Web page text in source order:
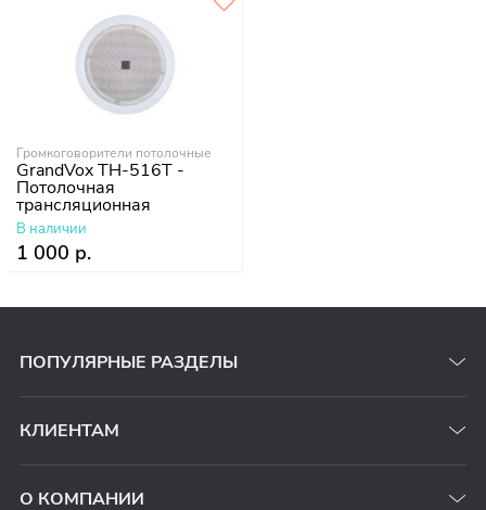
Громкоговорители потолочные
GrandVox TH-516T -
Потолочная
трансляционная
акустическая система
В наличии
1 000 р.
ПОПУЛЯРНЫЕ РАЗДЕЛЫ
КЛИЕНТАМ
О КОМПАНИИ